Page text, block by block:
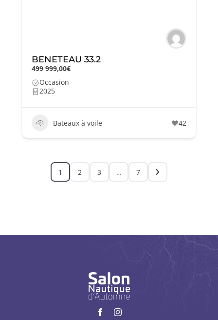
BENETEAU 33.2
499 999,00€
Occasion
2025
Bateaux à voile 42
1 2 3 … 7